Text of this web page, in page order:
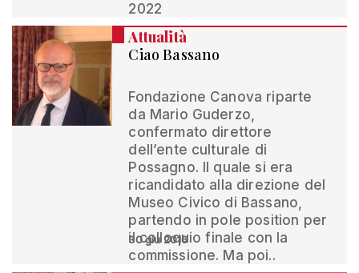
2022
Attualità
Ciao Bassano
Fondazione Canova riparte
da Mario Guderzo,
confermato direttore
dell’ente culturale di
Possagno. Il quale si era
ricandidato alla direzione del
Museo Civico di Bassano,
partendo in pole position per
il colloquio finale con la
commissione. Ma poi..
30 giu 2016